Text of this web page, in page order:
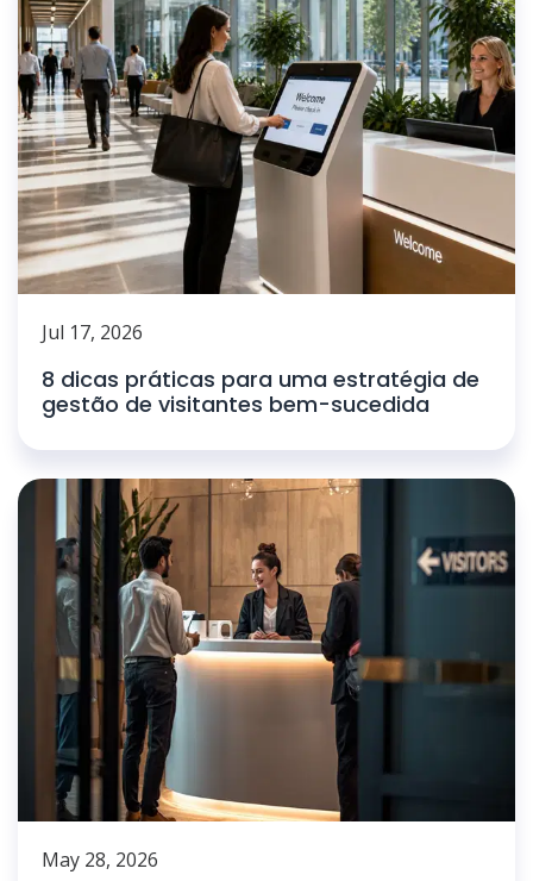
Jul 17, 2026
8 dicas práticas para uma estratégia de
gestão de visitantes bem-sucedida
May 28, 2026